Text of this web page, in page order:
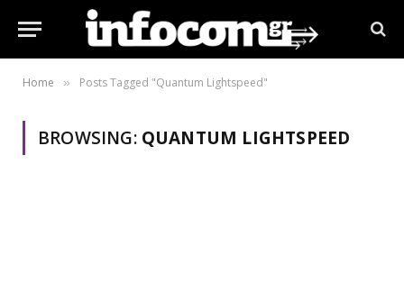
Home » Posts Tagged "Quantum Lightspeed"
BROWSING: QUANTUM LIGHTSPEED